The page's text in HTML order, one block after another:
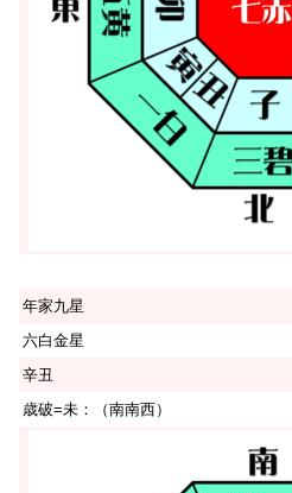
年家九星
六白金星
辛丑
歳破=未：（南南西）